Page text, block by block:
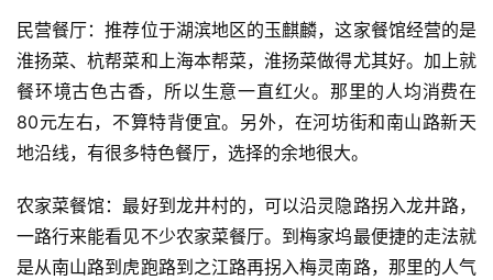
赛
观
察
民营餐厅：推荐位于湖滨地区的玉麒麟，这家餐馆经营的是
淮扬菜、杭帮菜和上海本帮菜，淮扬菜做得尤其好。加上就
餐环境古色古香，所以生意一直红火。那里的人均消费在
80元左右，不算特背便宜。另外，在河坊街和南山路新天
地沿线，有很多特色餐厅，选择的余地很大。
农家菜餐馆：最好到龙井村的，可以沿灵隐路拐入龙井路，
一路行来能看见不少农家菜餐厅。到梅家坞最便捷的走法就
是从南山路到虎跑路到之江路再拐入梅灵南路，那里的人气